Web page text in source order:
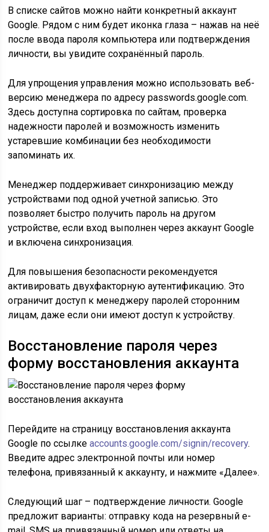
В списке сайтов можно найти конкретный аккаунт
Google. Рядом с ним будет иконка глаза – нажав на неё
после ввода пароля компьютера или подтверждения
личности, вы увидите сохранённый пароль.
Для упрощения управления можно использовать веб-
версию менеджера по адресу passwords.google.com.
Здесь доступна сортировка по сайтам, проверка
надежности паролей и возможность изменить
устаревшие комбинации без необходимости
запоминать их.
Менеджер поддерживает синхронизацию между
устройствами под одной учетной записью. Это
позволяет быстро получить пароль на другом
устройстве, если вход выполнен через аккаунт Google
и включена синхронизация.
Для повышения безопасности рекомендуется
активировать двухфакторную аутентификацию. Это
ограничит доступ к менеджеру паролей сторонним
лицам, даже если они имеют доступ к устройству.
Восстановление пароля через
форму восстановления аккаунта
Перейдите на страницу восстановления аккаунта
Google по ссылкеaccounts.google.com/signin/recovery.
Введите адрес электронной почты или номер
телефона, привязанный к аккаунту, и нажмите «Далее».
Следующий шаг – подтверждение личности. Google
предложит варианты: отправку кода на резервный e-